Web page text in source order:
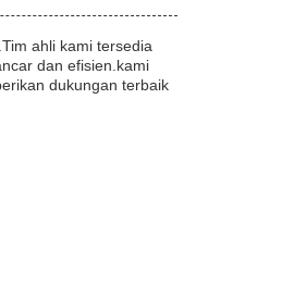
ahli kami tersedia
dan efisien.kami
dukungan terbaik